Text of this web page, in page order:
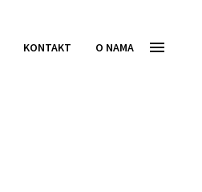
KONTAKT O NAMA